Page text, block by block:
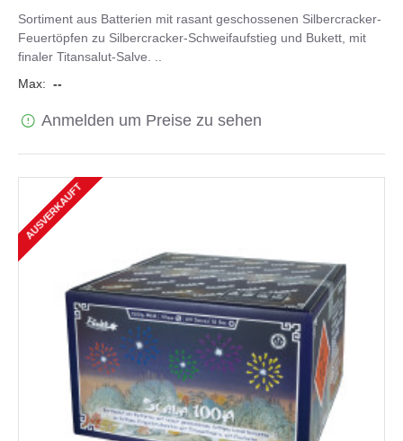
Sortiment aus Batterien mit rasant geschossenen Silbercracker-
Feuertöpfen zu Silbercracker-Schweifaufstieg und Bukett, mit
finaler Titansalut-Salve. ..
Max: --
Anmelden um Preise zu sehen
AUSVERKAUFT